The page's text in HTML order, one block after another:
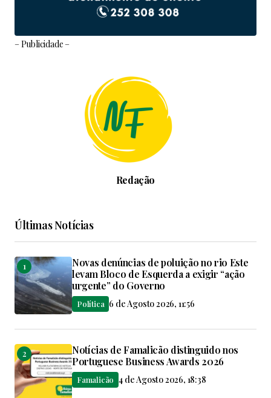
– Publicidade –
Redação
Últimas Notícias
Novas denúncias de poluição no rio Este
levam Bloco de Esquerda a exigir “ação
urgente” do Governo
Política 6 de Agosto 2026, 11:56
Notícias de Famalicão distinguido nos
Portuguese Business Awards 2026
Famalicão 4 de Agosto 2026, 18:38